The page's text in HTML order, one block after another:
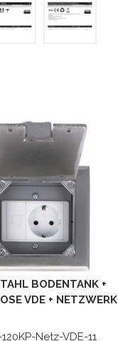
BODENTANK +
VDE + NETZWERK
Netz-VDE-11